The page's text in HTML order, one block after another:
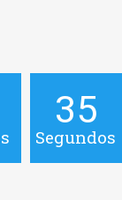
34
Segundos